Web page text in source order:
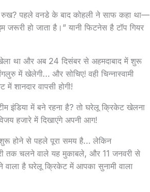
पहले वनडे के बाद कोहली ने साफ कहा था—
हो जाता है।” यानी फिटनेस है टॉप गियर
था और अब 24 दिसंबर से अहमदाबाद में शुरू
में खेलेगी… और सोचिए! वही चिन्नास्वामी
वापसी होगी!
इंडिया में बने रहना है? तो घरेलू क्रिकेट खेलना
हजारे में दिखाएंगे अपनी आग!
शुरू होने से पहले पूरा समय है… लेकिन
तक चलने वाले यह मुकाबले, और 11 जनवरी से
है घरेलू क्रिकेट में आपका सुनामी वाला